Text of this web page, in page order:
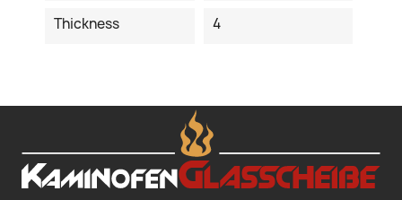
Thickness 4